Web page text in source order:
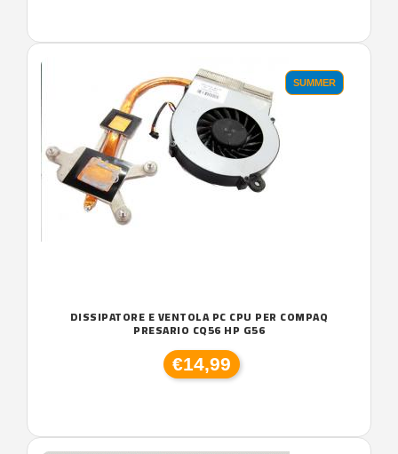
SUMMER
DISSIPATORE E VENTOLA PC CPU PER COMPAQ
PRESARIO CQ56 HP G56
€14,99